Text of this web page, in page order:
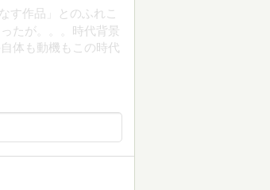
す作品」とのふれこ
たが。。。時代背景
体も動機もこの時代